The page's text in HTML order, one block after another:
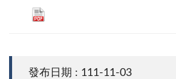
發布日期 : 111-11-03